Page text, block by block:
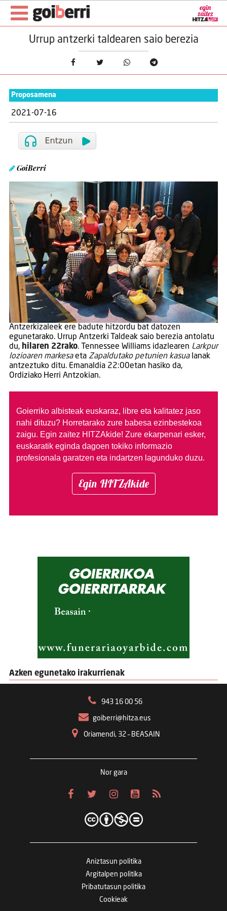
Urrup antzerki taldearen saio berezia
Proposamena
2021-07-16
GoiBerri
Antzerkizaleek ere badute hitzordu bat datozen
egunetarako. Urrup Antzerki Taldeak saio berezia antolatu
du, hilaren 22rako. Tennessee Williams idazlearen Larkpur
lozioaren markesaeta Zapaldutako petunien kasualanak
antzeztuko ditu. Emanaldia 22:00etan hasiko da,
Ordiziako Herri Antzokian.
Goierriko albisteak euskaraz, libre eta kalitatez jaso
nahi dituzu? Horretarako zure babesa ezinbestekoa
zaigu. Egin zaitez HITZAkide! Zure ekarpenari esker,
euskaratik eginda dagoen tokiko informazio
profesionala garatzen eta indartzen lagunduko duzu.
Egin HITZAkide
Azken egunetako irakurrienak
943 16 00 56
goiberri@hitza.eus
Oriamendi, 32 – BEASAIN
Nor gara
Aniztasun politika
Argitalpen politika
Pribatutasun politika
Cookieak